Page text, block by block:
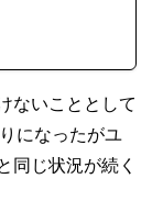
ないこととして
になったがユ
同じ状況が続く